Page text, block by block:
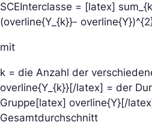
SCEInterclasse = [latex]
(overline{Y_{k}}-
mit
k = die Anzahl der
overline{Y_{k}}[/latex] = der
Gruppe[latex] overline{Y}[/
Gesamtdurchschnitt